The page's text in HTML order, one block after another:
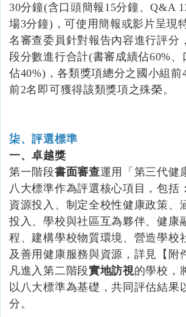
30分鐘(含口頭簡報15分鐘、Q&A
場3分鐘)，可使用簡報或影片呈現
名審查委員針對報告內容進行評分
段分數進行合計(書審成績佔60%、
佔40%)，各類獎項總分之國小組前
前2名即可獲得該類獎項之殊榮。
柒、評選標準
一、卓越獎
第一階段書面審查運用「第三代健
八大標準作為評選核心項目，包括
資源投入、制定全校性健康政策、
投入、學校與社區互為夥伴、健康
程、建構學校物質環境、營造學校
及善用健康服務與資源，詳見【附
凡進入第二階段實地訪視的學校，
以八大標準為基礎，共同評估結果
分。